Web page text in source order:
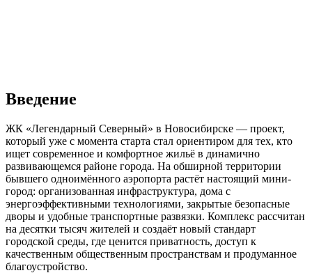
Введение
ЖК «Легендарный Северный» в Новосибирске — проект,
который уже с момента старта стал ориентиром для тех, кто
ищет современное и комфортное жильё в динамично
развивающемся районе города. На обширной территории
бывшего одноимённого аэропорта растёт настоящий мини-
город: организованная инфраструктура, дома с
энергоэффективными технологиями, закрытые безопасные
дворы и удобные транспортные развязки. Комплекс рассчитан
на десятки тысяч жителей и создаёт новый стандарт
городской среды, где ценится приватность, доступ к
качественным общественным пространствам и продуманное
благоустройство.